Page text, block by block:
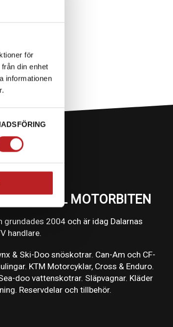
för
din enhet
informationen
TILL MOTORBITEN
grundades 2004 och är idag Dalarnas
handlare.
& Ski-Doo snöskotrar. Can-Am och CF-
KTM Motorcyklar, Cross & Enduro.
doo vattenskotrar. Släpvagnar. Kläder
Reservdelar och tillbehör.